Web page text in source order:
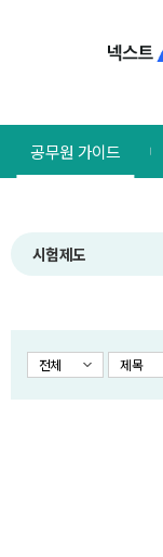
합격전략연구소
메뉴
공무원 가이드
시험제도
전체 제목